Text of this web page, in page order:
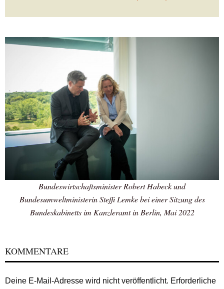
Bundeswirtschaftsminister Robert Habeck und
Bundesumweltministerin Steffi Lemke bei einer Sitzung des
Bundeskabinetts im Kanzleramt in Berlin, Mai 2022
KOMMENTARE
Deine E-Mail-Adresse wird nicht veröffentlicht. Erforderliche